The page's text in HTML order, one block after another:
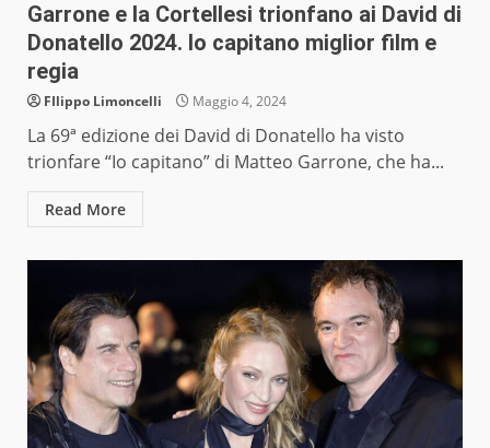
Garrone e la Cortellesi trionfano ai David di
Donatello 2024. Io capitano miglior film e
regia
FIlippo Limoncelli Maggio 4, 2024
La 69ª edizione dei David di Donatello ha visto
trionfare “Io capitano” di Matteo Garrone, che ha...
Read More